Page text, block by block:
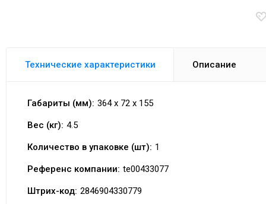
Технические характеристики Описание
Габариты (мм): 364 x 72 x 155
Вес (кг): 4.5
Количество в упаковке (шт): 1
Референс компании: te00433077
Штрих-код: 2846904330779